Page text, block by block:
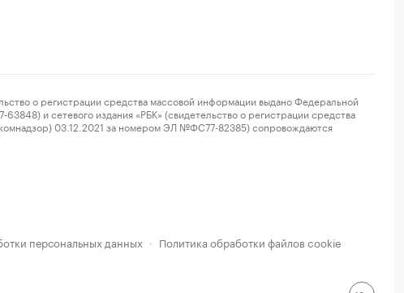
о регистрации средства массовой информации выдано Федеральной
и сетевого издания «РБК» (свидетельство о регистрации средства
03.12.2021 за номером ЭЛ №ФС77-82385) сопровождаются
персональных данных · Политика обработки файлов cookie